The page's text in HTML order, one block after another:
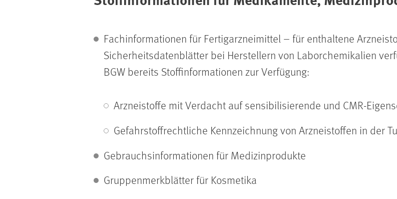
Fachinformationen für Fertigarzneimittel – für enthaltene
Sicherheitsdatenblätter bei Herstellern von Laborchemikalien
BGW bereits Stoffinformationen zur Verfügung:
Arzneistoffe mit Verdacht auf sensibilisierende und CMR-
Gefahrstoffrechtliche Kennzeichnung von Arzneistoffen in der
Gebrauchsinformationen für Medizinprodukte
Gruppenmerkblätter für Kosmetika